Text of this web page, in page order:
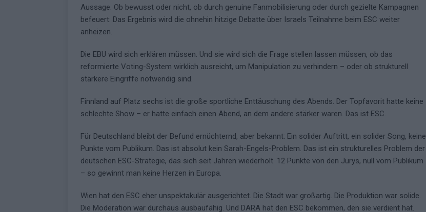
Aussage. Ob bewusst oder nicht, ob durch genuine Fanmobilisierung oder durch gezielte Kampagnen
befeuert: Das Ergebnis wird die ohnehin hitzige Debatte über Israels Teilnahme beim ESC weiter
anheizen.
Die EBU wird sich erklären müssen. Und sie wird sich die Frage stellen lassen müssen, ob das
reformierte Voting-System wirklich ausreicht, um Manipulation zu verhindern – oder ob strukturell
stärkere Eingriffe notwendig sind.
Finnland auf Platz sechs ist die große sportliche Enttäuschung des Abends. Der Topfavorit hatte keine
schlechte Show – er hatte einfach einen Abend, an dem andere stärker waren. Das ist ESC.
Für Deutschland bleibt der Befund ernüchternd, aber bekannt: Ein solider Auftritt, ein solider Song, keine
Punkte vom Publikum. Das ist absolut kein Sarah-Engels-Problem. Das ist ein strukturelles Problem der
deutschen ESC-Strategie, das sich seit Jahren wiederholt. 12 Punkte von den Jurys, null vom Publikum
– so gewinnt man keine Herzen in Europa.
Wien hat den ESC eher unspektakulär ausgerichtet. Die Stadt war großartig. Die Produktion war solide.
Die Moderation war durchaus ausbaufähig. Und DARA hat den ESC bekommen, den sie verdient hat.